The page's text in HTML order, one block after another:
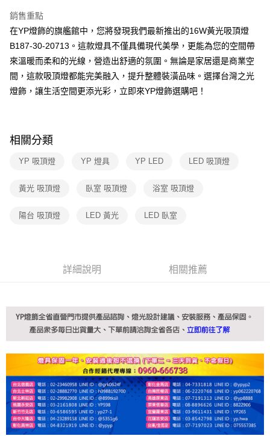
全盈+PAY
AFTEE先享後付
相關說明
【關於「AFTEE先享後付」】
AFTEE先享後付是「在收到商品之後才付款」的支付方式。 讓您購物簡單
便利好安心！
１．簡單：不需註冊會員、不需綁卡、不需儲值。
【「AFTEE先享後付」結帳流程】
１．於結帳方式選擇「AFTEE先享後付」後，將跳轉至「AFTEE先享後付」
結帳頁面，進行簡訊認證並確認金額後，即可完成結帳。
ATM／網路銀行／等多元方式進行付款，方視為交易完成。
購買商品的店家。未經商家同意取消之訂單仍視為有效，需透過AFTEE先享
２．關於個人資料處理事宜，請瀏覽以下網址：
https://aftee.tw/terms/#terms3
３．未成年的使用者請事先徵得法定代理人或監護人之同意方可使用
「AFTEE先享後付」，若未經同意申辦者引起之損失，本公司不負相關責
４．使用「AFTEE先享後付」時，將依據個別帳號之用戶狀況，依本公司即
時審查核予不同之上限額度；若仍有額度不足之情形，本公司將視審查結果
請求用戶進行身份認證。
５．嚴禁一人註冊多個帳號或使用他人資訊註冊。若發現惡意使用之情形，
恩沛科技股份有限公司將有權停止該用戶之使用額度並採取法律行動。
每筆NT$180，滿NT$5,000(含以上)免運費
銷售重點
在YP燈飾的旗艦館中，您將發現我們最新推出的16W黃光吸頂燈
B187-30-20713。這款燈具不僅具備現代美學，更能為您的空間帶
來溫暖而柔和的光線，營造出舒適的氛圍。無論是家居還是商業空
間，這款吸頂燈都能完美融入，提升整體裝潢品味。選擇台灣之光
燈飾，讓生活空間更添光彩，立即來YP燈飾選購吧！
相關分類
YP 吸頂燈 YP 燈具 YP LED LED 吸頂燈
黃光 吸頂燈 臥室 吸頂燈 浴室 吸頂燈
陽台 吸頂燈 LED 黃光 LED 臥室
詳細說明 相關推薦